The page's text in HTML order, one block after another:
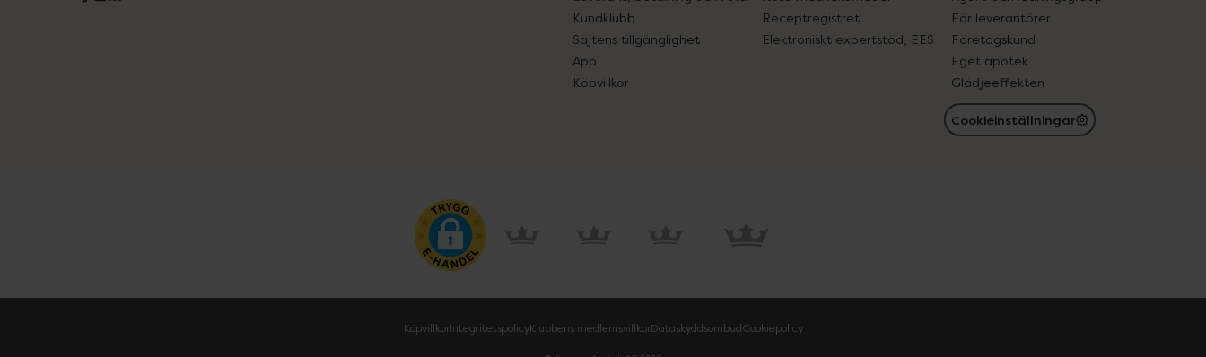
Kundklubb
Sajtens tillgänglighet
App
Köpvillkor
Receptregistret
Elektroniskt expertstöd, EES
För leverantörer
Företagskund
Eget apotek
Glädjeeffekten
Cookieinställningar
KöpvillkorIntegritetspolicyKlubbens medlemsvillkorDataskyddsombudCookiepolicy